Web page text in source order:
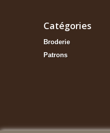
Catégories
Broderie
Patrons